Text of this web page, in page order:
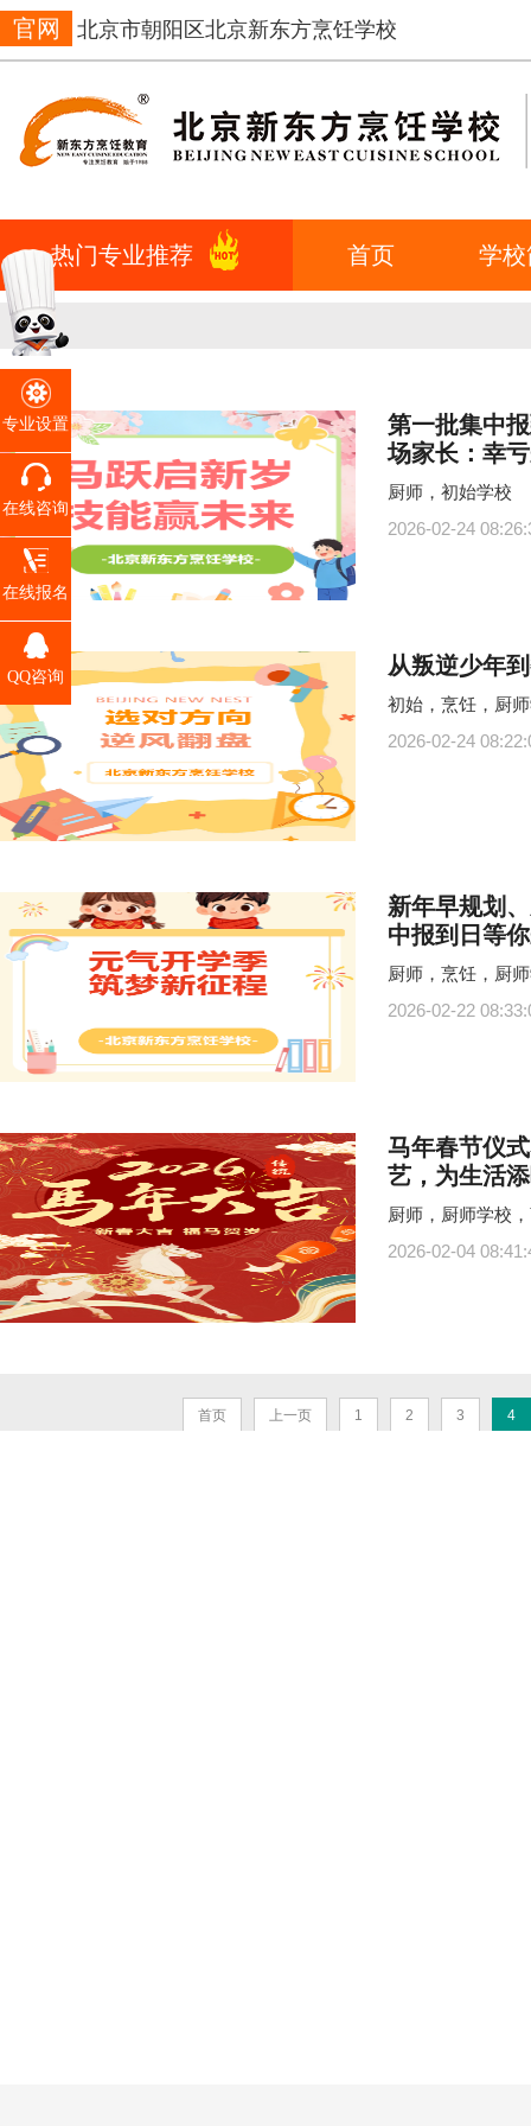
官网 北京市朝阳区北京新东方烹饪学校
热门专业推荐 首页 学
第一批集中
场家长：幸
厨师，初始学校
2026-02-24
从叛逆少年
初始，烹饪，厨
2026-02-24
新年早规划
中报到日等
厨师，烹饪，厨
2026-02-22
马年春节仪
艺，为生活
厨师，厨师学校
2026-02-04
首页 上一页 1 2 3 4
专业设置
在线咨询
在线报名
QQ咨询